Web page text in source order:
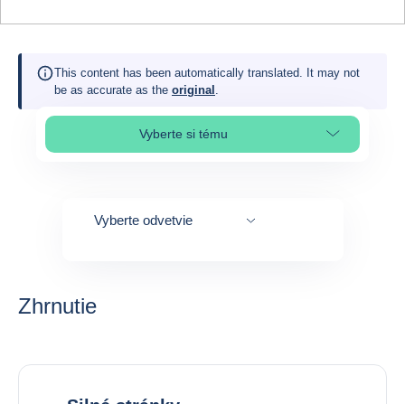
This content has been automatically translated. It may not
be as accurate as the original .
Vyberte si témuSelect page section
Vyberte odvetvie
Zhrnutie